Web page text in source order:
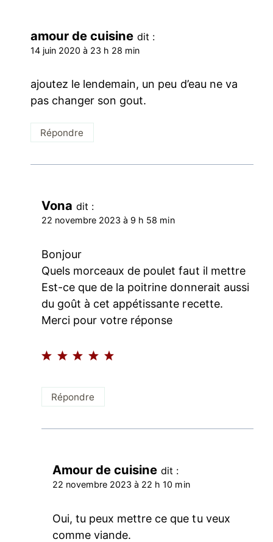
amour de cuisine dit :
14 juin 2020 à 23 h 28 min
ajoutez le lendemain, un peu d’eau ne va
pas changer son gout.
Répondre
Vona dit :
22 novembre 2023 à 9 h 58 min
Bonjour
Quels morceaux de poulet faut il mettre
Est-ce que de la poitrine donnerait aussi
du goût à cet appétissante recette.
Merci pour votre réponse
Répondre
Amour de cuisine dit :
22 novembre 2023 à 22 h 10 min
Oui, tu peux mettre ce que tu veux
comme viande.